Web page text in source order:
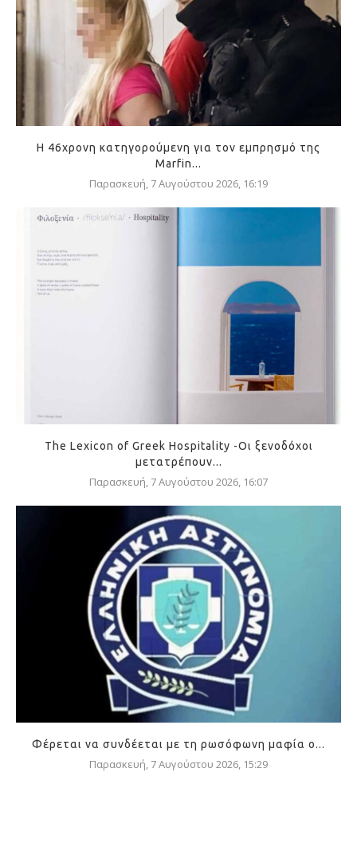
Η 46χρονη κατηγορούμενη για τον εμπρησμό της
Marfin...
Παρασκευή, 7 Αυγούστου 2026, 16:19
The Lexicon of Greek Hospitality -Οι ξενοδόχοι
μετατρέπουν...
Παρασκευή, 7 Αυγούστου 2026, 16:07
Φέρεται να συνδέεται με τη ρωσόφωνη μαφία ο...
Παρασκευή, 7 Αυγούστου 2026, 15:29